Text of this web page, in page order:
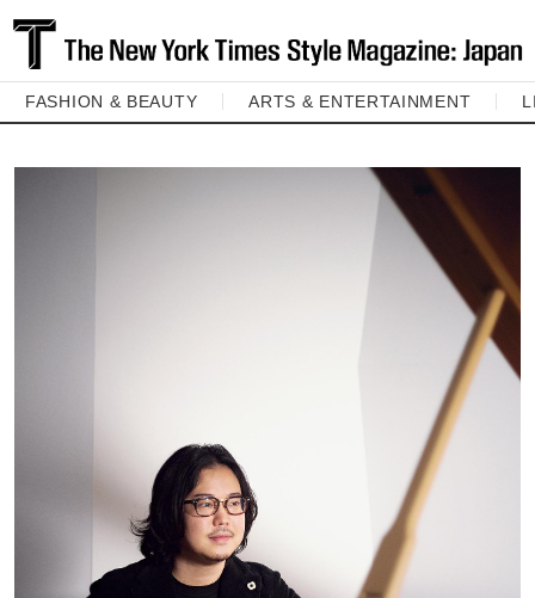
FASHION & BEAUTY ARTS & ENTERTAINMENT